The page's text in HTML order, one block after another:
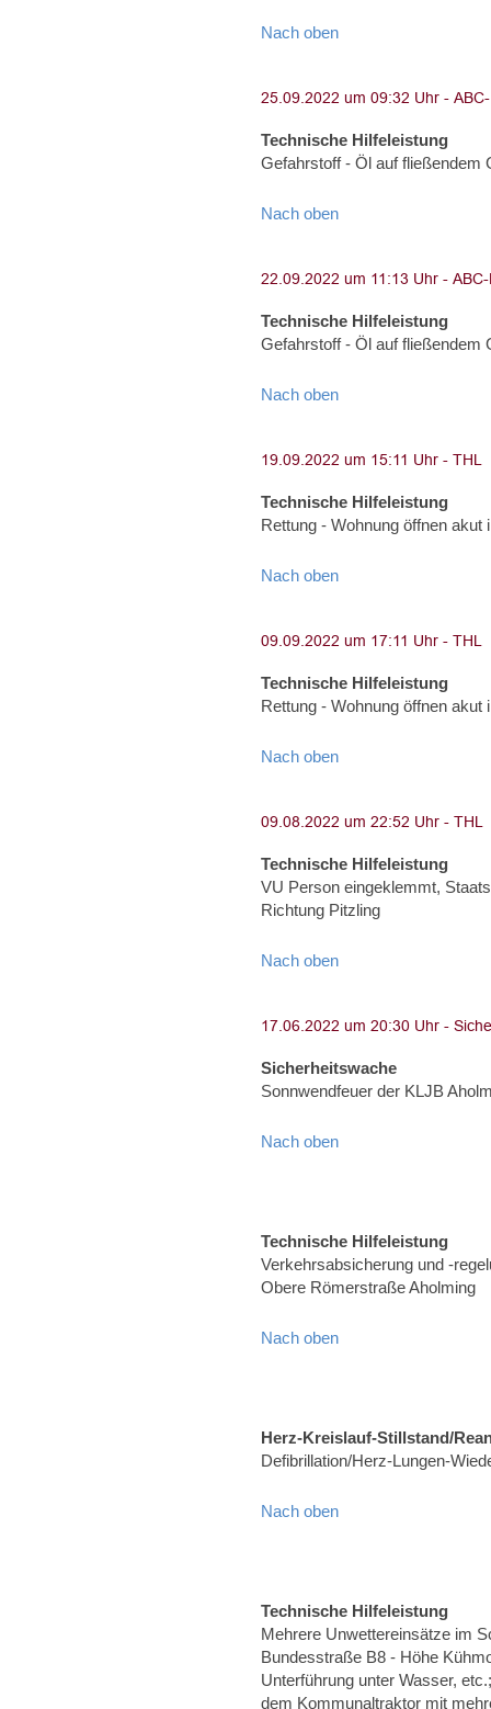
Nach oben
Technische Hilfeleistung
Gefahrstoff - Öl auf fließendem
Nach oben
Technische Hilfeleistung
Gefahrstoff - Öl auf
Nach oben
Technische Hilfeleistung
Rettung - Wohnung öffnen
Nach oben
Technische Hilfeleistung
Rettung - Wohnung öffnen
Nach oben
Technische Hilfeleistung
VU Person eingeklemmt,
Richtung Pitzling
Nach oben
Sicherheitswache
Sonnwendfeuer der KLJB
Nach oben
Technische Hilfeleistung
Verkehrsabsicherung und -
Obere Römerstraße Aholming
Nach oben
Herz-Kreislauf-Stillstand/
Defibrillation/Herz-Lungen-
Nach oben
Technische Hilfeleistung
Mehrere Unwettereinsätze im
Bundesstraße B8 - Höhe
Unterführung unter Wasser,
dem Kommunaltraktor mit